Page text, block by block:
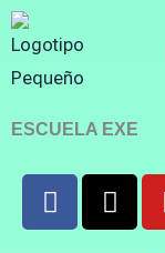
ESCUELA EXE
F
a
X
-